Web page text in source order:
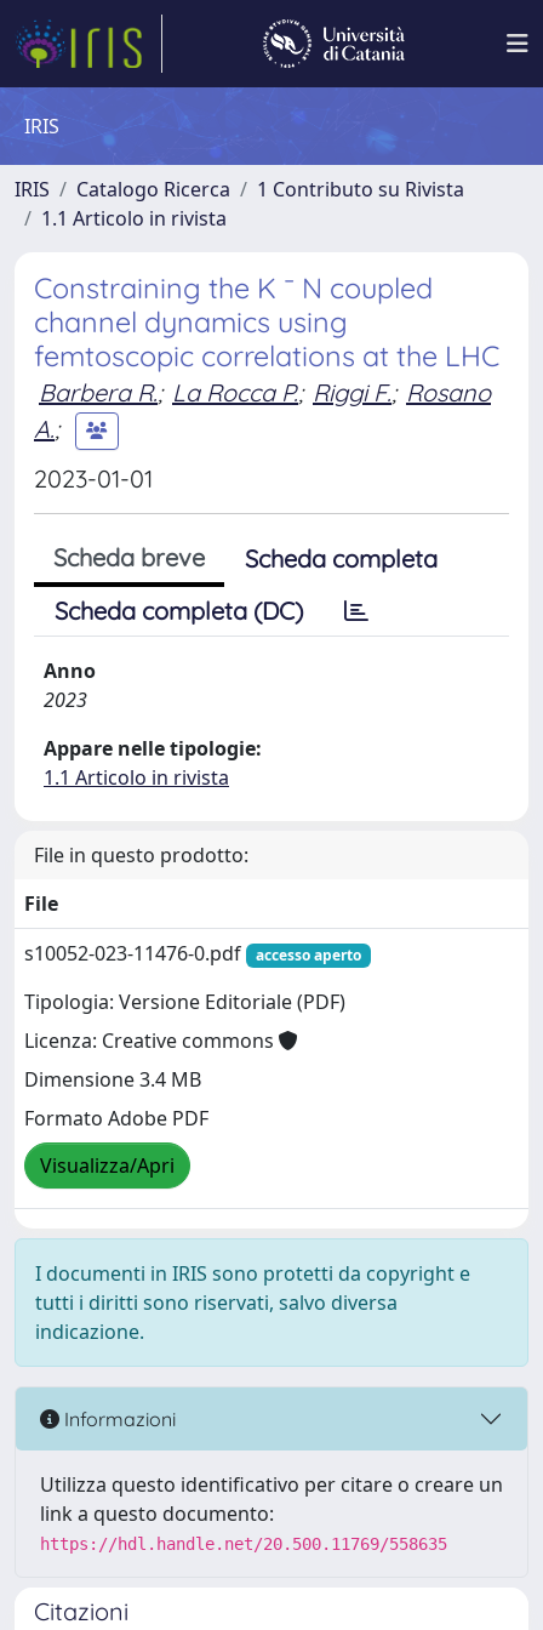
IRIS
IRIS Catalogo Ricerca
1 Contributo su Rivista
1.1 Articolo in rivista
Constraining the K ¯ N coupled
channel dynamics using
femtoscopic correlations at the LHC
Barbera R.; La Rocca P.; Riggi F.; Rosano
A.;
2023-01-01
Scheda breve
Scheda completa
Scheda completa (DC)
Anno
2023
Appare nelle tipologie:
1.1 Articolo in rivista
File in questo prodotto:
File
s10052-023-11476-0.pdf
accesso aperto
Tipologia: Versione Editoriale (PDF)
Licenza: Creative commons
Dimensione 3.4 MB
Formato Adobe PDF
Visualizza/Apri
I documenti in IRIS sono protetti da copyright e
tutti i diritti sono riservati, salvo diversa
indicazione.
Informazioni
Utilizza questo identificativo per citare o creare un
link a questo documento:
https://hdl.handle.net/20.500.11769/558635
Citazioni